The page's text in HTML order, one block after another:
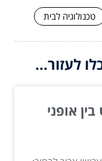
טכנולוגיה לבית
לעזור...
אופני